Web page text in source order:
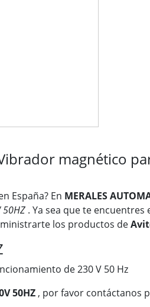
magnético
España? En MERALES
50HZ . Ya sea que te encuentres
los productos de
de 230 V 50 Hz
50HZ , por favor contáctanos